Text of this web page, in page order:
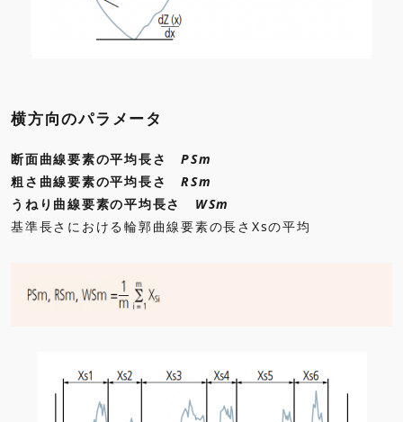
横方向のパラメータ
断面曲線要素の平均長さ PSm
粗さ曲線要素の平均長さ RSm
うねり曲線要素の平均長さ WSm
基準長さにおける輪郭曲線要素の長さXsの平均